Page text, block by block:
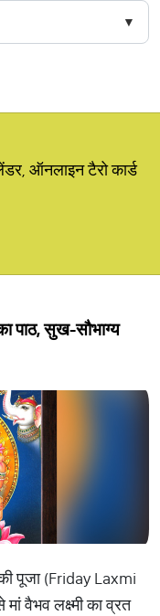
ऑनलाइन टैरो कार्ड
पाठ, सुख-सौभाग्य
पूजा (Friday Laxmi
वैभव लक्ष्मी का व्रत